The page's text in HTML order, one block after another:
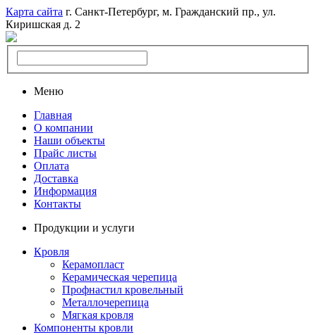
Карта сайта г. Санкт-Петербург, м. Гражданский пр., ул.
Киришская д. 2
Меню
Главная
О компании
Наши объекты
Прайс листы
Оплата
Доставка
Информация
Контакты
Продукции и услуги
Кровля
Керамопласт
Керамическая черепица
Профнастил кровельный
Металлочерепица
Мягкая кровля
Компоненты кровли